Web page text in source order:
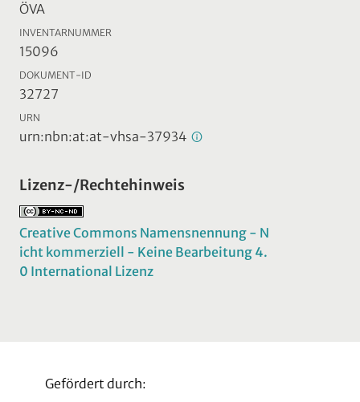
ÖVA
INVENTARNUMMER
15096
DOKUMENT-ID
32727
URN
urn:nbn:at:at-vhsa-37934
Lizenz-/Rechtehinweis
Creative Commons Namensnennung - N
icht kommerziell - Keine Bearbeitung 4.
0 International Lizenz
Gefördert durch: